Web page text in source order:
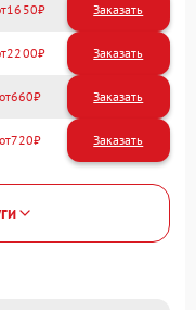
1650
2200
660
720